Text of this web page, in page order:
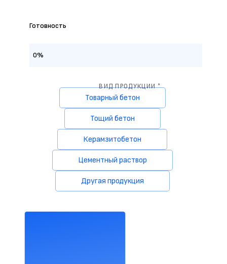
Готовность
0%
ВИД ПРОДУКЦИИ *
Товарный бетон
Тощий бетон
Керамзитобетон
Цементный раствор
Другая продукция